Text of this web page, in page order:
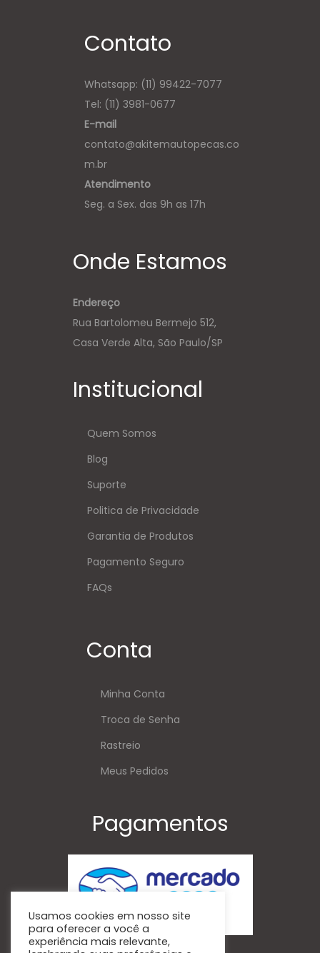
Contato
Whatsapp: (11) 99422-7077
Tel: (11) 3981-0677
E-mail
contato@akitemautopecas.co
m.br
Atendimento
Seg. a Sex. das 9h as 17h
Onde Estamos
Endereço
Rua Bartolomeu Bermejo 512,
Casa Verde Alta, São Paulo/SP
Institucional
Quem Somos
Blog
Suporte
Politica de Privacidade
Garantia de Produtos
Pagamento Seguro
FAQs
Conta
Minha Conta
Troca de Senha
Rastreio
Meus Pedidos
Pagamentos
Usamos cookies em nosso site
para oferecer a você a
experiência mais relevante,